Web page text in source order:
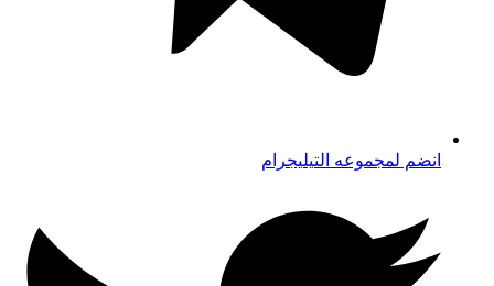
انضم لمجموعه التيليجرام